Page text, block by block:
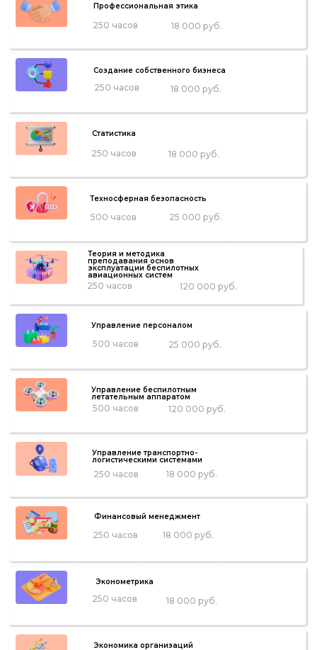
Профессиональная этика
250 часов 18 000 руб.
Создание собственного бизнеса
250 часов 18 000 руб.
Статистика
250 часов 18 000 руб.
Техносферная безопасность
500 часов 25 000 руб.
Теория и методика
преподавания основ
эксплуатации беспилотных
авиационных систем
250 часов 120 000 руб.
Управление персоналом
500 часов 25 000 руб.
Управление беспилотным
летательным аппаратом
500 часов 120 000 руб.
Управление транспортно-
логистическими системами
250 часов 18 000 руб.
Финансовый менеджмент
250 часов 18 000 руб.
Эконометрика
250 часов 18 000 руб.
Экономика организаций